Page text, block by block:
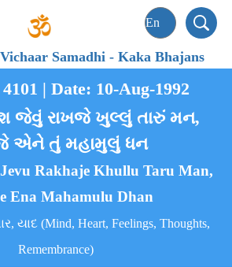
Samadhi-Kaka Bhajans
| Date: 10-Aug-1992
જેવું રાખજે ખુલ્લું તારું મન,
એને તું મહામુલું ધન
Rakhaje Khullu Taru Man,
Ena Mahamulu Dhan
યાદ (Mind, Heart, Feelings, Thoughts,
Remembrance)